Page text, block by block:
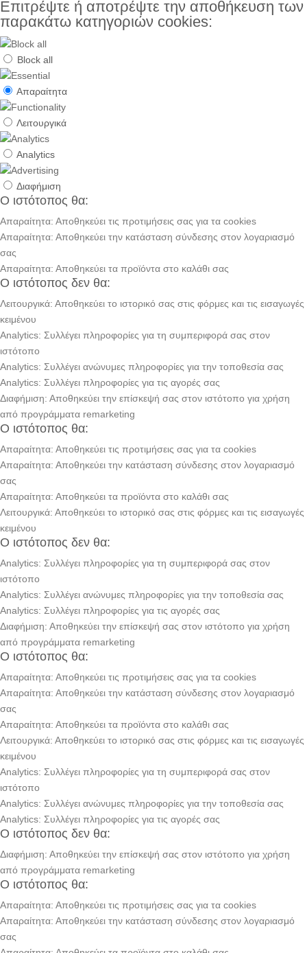
Επιτρέψτε ή αποτρέψτε την αποθήκευση των
παρακάτω κατηγοριών cookies:
Block all
Απαραίτητα
Λειτουργικά
Analytics
Διαφήμιση
Ο ιστότοπος θα:
Απαραίτητα: Αποθηκεύει τις προτιμήσεις σας για τα cookies
Απαραίτητα: Αποθηκεύει την κατάσταση σύνδεσης στον λογαριασμό
σας
Απαραίτητα: Αποθηκεύει τα προϊόντα στο καλάθι σας
Ο ιστότοπος δεν θα:
Λειτουργικά: Αποθηκεύει το ιστορικό σας στις φόρμες και τις εισαγωγές
κειμένου
Analytics: Συλλέγει πληροφορίες για τη συμπεριφορά σας στον
ιστότοπο
Analytics: Συλλέγει ανώνυμες πληροφορίες για την τοποθεσία σας
Analytics: Συλλέγει πληροφορίες για τις αγορές σας
Διαφήμιση: Αποθηκεύει την επίσκεψή σας στον ιστότοπο για χρήση
από προγράμματα remarketing
Ο ιστότοπος θα:
Απαραίτητα: Αποθηκεύει τις προτιμήσεις σας για τα cookies
Απαραίτητα: Αποθηκεύει την κατάσταση σύνδεσης στον λογαριασμό
σας
Απαραίτητα: Αποθηκεύει τα προϊόντα στο καλάθι σας
Λειτουργικά: Αποθηκεύει το ιστορικό σας στις φόρμες και τις εισαγωγές
κειμένου
Ο ιστότοπος δεν θα:
Analytics: Συλλέγει πληροφορίες για τη συμπεριφορά σας στον
ιστότοπο
Analytics: Συλλέγει ανώνυμες πληροφορίες για την τοποθεσία σας
Analytics: Συλλέγει πληροφορίες για τις αγορές σας
Διαφήμιση: Αποθηκεύει την επίσκεψή σας στον ιστότοπο για χρήση
από προγράμματα remarketing
Ο ιστότοπος θα:
Απαραίτητα: Αποθηκεύει τις προτιμήσεις σας για τα cookies
Απαραίτητα: Αποθηκεύει την κατάσταση σύνδεσης στον λογαριασμό
σας
Απαραίτητα: Αποθηκεύει τα προϊόντα στο καλάθι σας
Λειτουργικά: Αποθηκεύει το ιστορικό σας στις φόρμες και τις εισαγωγές
κειμένου
Analytics: Συλλέγει πληροφορίες για τη συμπεριφορά σας στον
ιστότοπο
Analytics: Συλλέγει ανώνυμες πληροφορίες για την τοποθεσία σας
Analytics: Συλλέγει πληροφορίες για τις αγορές σας
Ο ιστότοπος δεν θα:
Διαφήμιση: Αποθηκεύει την επίσκεψή σας στον ιστότοπο για χρήση
από προγράμματα remarketing
Ο ιστότοπος θα:
Απαραίτητα: Αποθηκεύει τις προτιμήσεις σας για τα cookies
Απαραίτητα: Αποθηκεύει την κατάσταση σύνδεσης στον λογαριασμό
σας